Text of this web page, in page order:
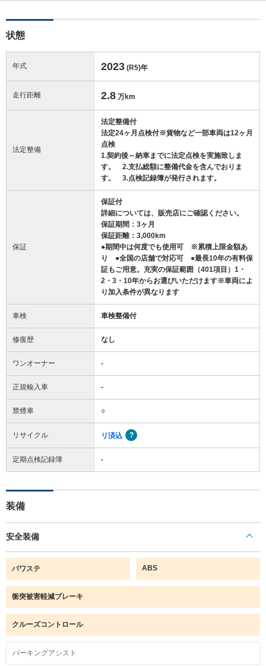
状態
年式 2023 (R5)年
走行距離 2.8 万km
法定整備
法定整備付
法定24ヶ月点検付※貨物など一部車両は12ヶ月
点検
1.契約後～納車までに法定点検を実施致しま
す。 2.支払総額に整備代金を含んでおりま
す。 3.点検記録簿が発行されます。
保証
保証付
詳細については、販売店にご確認ください。
保証期間：3ヶ月
保証距離：3,000km
●期間中は何度でも使用可 ※累積上限金額あ
り ●全国の店舗で対応可 ●最長10年の有料保
証もご用意。充実の保証範囲（401項目）1・
2・3・10年からお選びいただけます※車両によ
り加入条件が異なります
車検 車検整備付
修復歴 なし
ワンオーナー -
正規輸入車 -
禁煙車 ○
リサイクル リ済込
定期点検記録簿 -
装備
安全装備
パワステ ABS
衝突被害軽減ブレーキ
クルーズコントロール
パーキングアシスト